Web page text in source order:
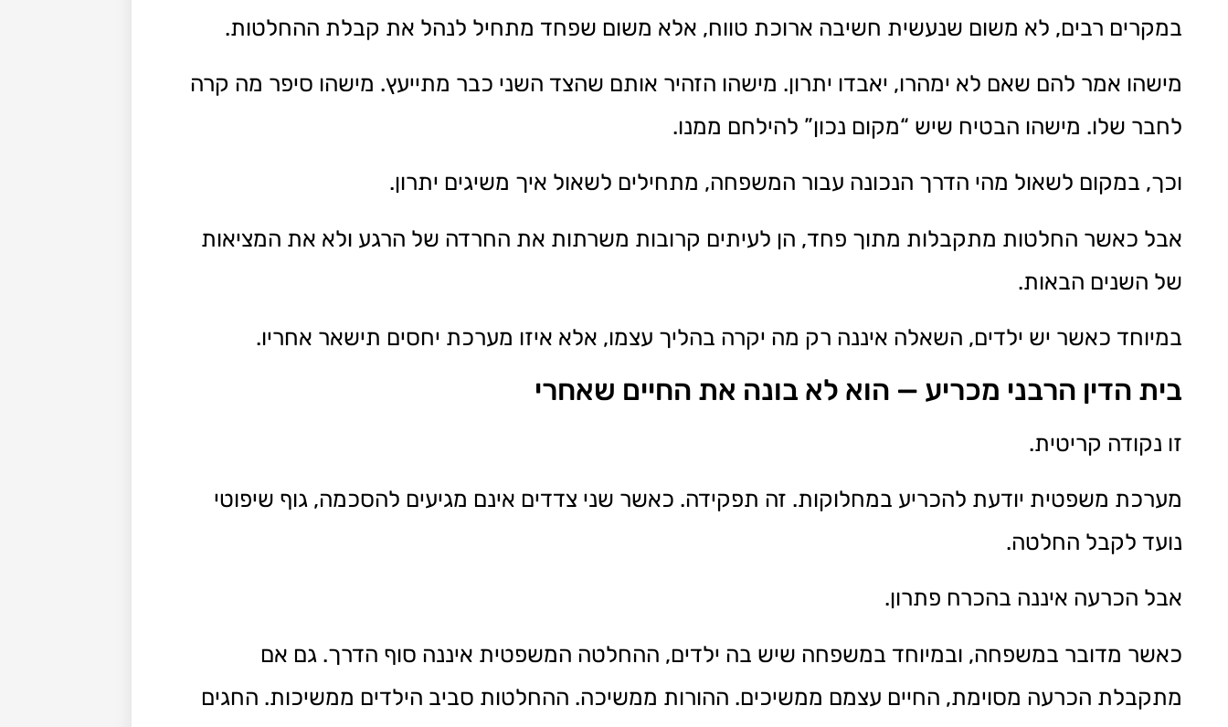
במקרים רבים, לא משום שנעשית חשיבה ארוכת טווח, אלא משום שפחד מתחיל לנהל את קבלת ההחלטות.
מישהו אמר להם שאם לא ימהרו, יאבדו יתרון. מישהו הזהיר אותם שהצד השני כבר מתייעץ. מישהו סיפר מה קרה
לחבר שלו. מישהו הבטיח שיש “מקום נכון” להילחם ממנו.
וכך, במקום לשאול מהי הדרך הנכונה עבור המשפחה, מתחילים לשאול איך משיגים יתרון.
אבל כאשר החלטות מתקבלות מתוך פחד, הן לעיתים קרובות משרתות את החרדה של הרגע ולא את המציאות
של השנים הבאות.
במיוחד כאשר יש ילדים, השאלה איננה רק מה יקרה בהליך עצמו, אלא איזו מערכת יחסים תישאר אחריו.
בית הדין הרבני מכריע — הוא לא בונה את החיים שאחרי
זו נקודה קריטית.
מערכת משפטית יודעת להכריע במחלוקות. זה תפקידה. כאשר שני צדדים אינם מגיעים להסכמה, גוף שיפוטי
נועד לקבל החלטה.
אבל הכרעה איננה בהכרח פתרון.
כאשר מדובר במשפחה, ובמיוחד במשפחה שיש בה ילדים, ההחלטה המשפטית איננה סוף הדרך. גם אם
מתקבלת הכרעה מסוימת, החיים עצמם ממשיכים. ההורות ממשיכה. ההחלטות סביב הילדים ממשיכות. החגים